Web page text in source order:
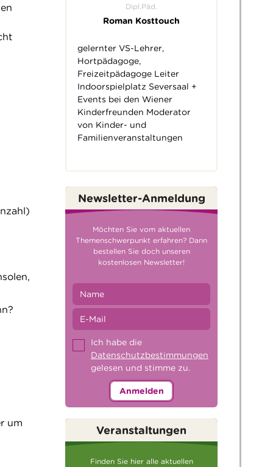
um
Dipl.Päd.
Roman Kosttouch
gelernter VS-Lehrer,
Hortpädagoge,
Freizeitpädagoge Leiter
Indoorspielplatz Seversaal +
Events bei den Wiener
Kinderfreunden Moderator
von Kinder- und
Familienveranstaltungen
Newsletter-Anmeldung
Möchten Sie vom aktuellen
Themenschwerpunkt erfahren? Dann
bestellen Sie doch unseren
kostenlosen Newsletter!
Ich habe die
Datenschutzbestimmungen
gelesen und stimme zu.
Anmelden
Veranstaltungen
Finden Sie hier alle aktuellen